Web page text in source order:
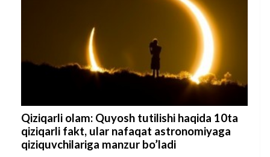
Qiziqarli olam: Quyosh tutilishi haqida 10ta
qiziqarli fakt, ular nafaqat astronomiyaga
qiziquvchilariga manzur bo’ladi